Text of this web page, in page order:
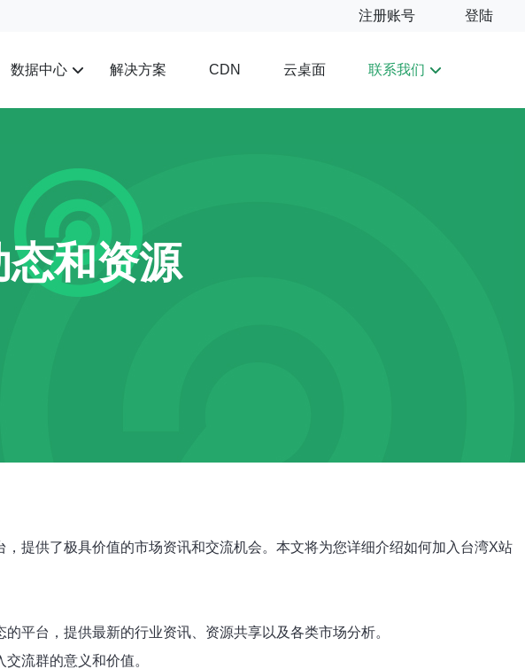
注册账号 登陆
数据中心 解决方案 CDN 云桌面 联系我们
和资源
提供了极具价值的市场资讯和交流机会。本文将为您详细介绍如何加入台湾X站
平台，提供最新的行业资讯、资源共享以及各类市场分析。
流群的意义和价值。